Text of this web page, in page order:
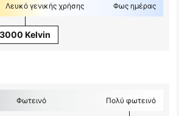
Λευκό γενικής χρήσης Φως ημέρας
3000 Kelvin
Φωτεινό Πολύ φωτεινό